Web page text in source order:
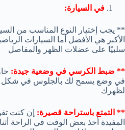
في السيارة:
** يجب إختيار النوع المناسب من
الأكبر هي الأفضل أما السيارات
سلبيًا على عضلات الظهر والمفاصل
** ضبط الكرسي في وضعية جيدة:
في وضع يسمح لك بالجلوس في شكل
لظهرك
** التمتع باستراحة قصيرة: إن كنت
المفيدة أخذ بعض الوقت في الراحة